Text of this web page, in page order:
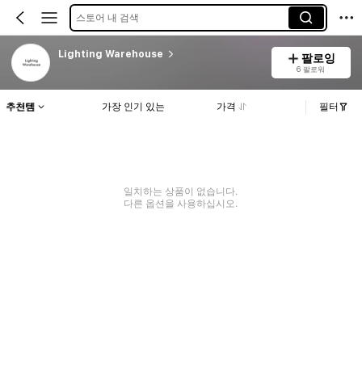
스토어 내 검색
Lighting Warehouse 팔로잉
6 팔로워
추천템 가장 인기 있는 가격 필터
일치하는 상품이 없습니다.
다른 옵션을 사용하십시오.